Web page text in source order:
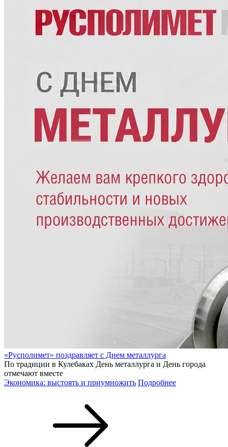
«Русполимет» поздравляет с Днем металлурга
По традиции в Кулебаках День металлурга и День города
отмечают вместе
Экономика: выстоять и приумножить Подробнее